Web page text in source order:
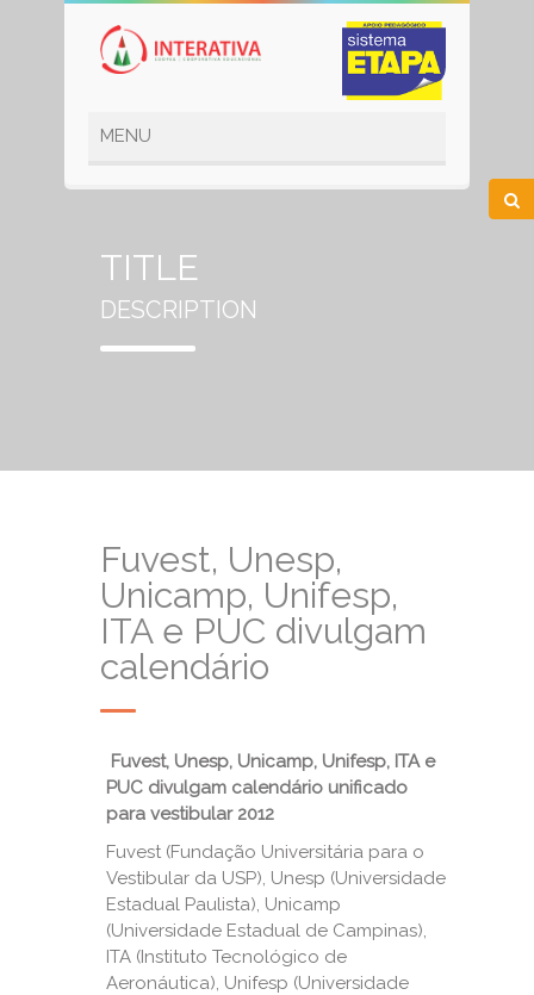
TITLE
DESCRIPTION
Fuvest, Unesp,
Unicamp, Unifesp,
ITA e PUC divulgam
calendário
Fuvest, Unesp, Unicamp, Unifesp, ITA e
PUC divulgam calendário unificado
para vestibular 2012
Fuvest (Fundação Universitária para o
Vestibular da USP), Unesp (Universidade
Estadual Paulista), Unicamp
(Universidade Estadual de Campinas),
ITA (Instituto Tecnológico de
Aeronáutica), Unifesp (Universidade